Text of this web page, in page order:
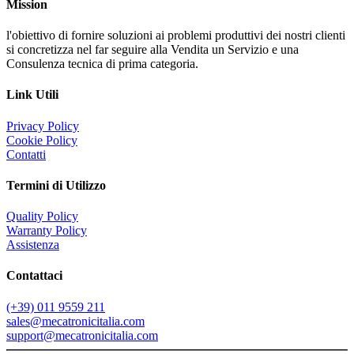
Mission
l'obiettivo di fornire soluzioni ai problemi produttivi dei nostri clienti
si concretizza nel far seguire alla Vendita un Servizio e una
Consulenza tecnica di prima categoria.
Link Utili
Privacy Policy
Cookie Policy
Contatti
Termini di Utilizzo
Quality Policy
Warranty Policy
Assistenza
Contattaci
(+39) 011 9559 211
sales@mecatronicitalia.com
support@mecatronicitalia.com